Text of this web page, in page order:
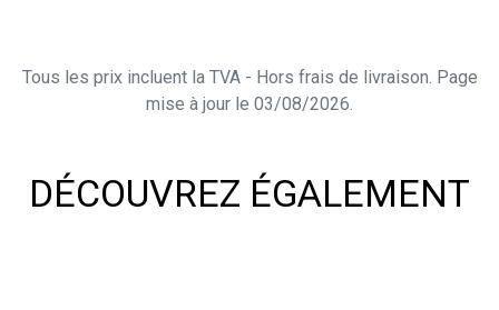
Tous les prix incluent la TVA - Hors frais de livraison. Page
mise à jour le 03/08/2026.
DÉCOUVREZ ÉGALEMENT